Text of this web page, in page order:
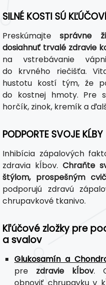
SILNÉ KOSTI SÚ
Preskúmajtesprávne
dosiahnuť trvalé zdravie
na vstrebávanie
do krvného riečišťa.
hustotu kostí tým, že
do kostnej hmoty. Pre
horčík, zinok, kremík a
PODPORTE SVOJE KĹBY
Inhibícia zápalových
zdravia kĺbov. Chraňte
štýlom, prospešným
podporujú zdravú
chrupavkové tkanivo.
Kľúčové zložky pre
a svalov
Glukosamín a
pre zdravie kĺbov.
obnoviť chrupavku v